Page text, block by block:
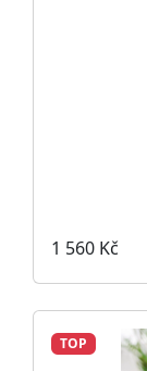
1 560 Kč
TOP